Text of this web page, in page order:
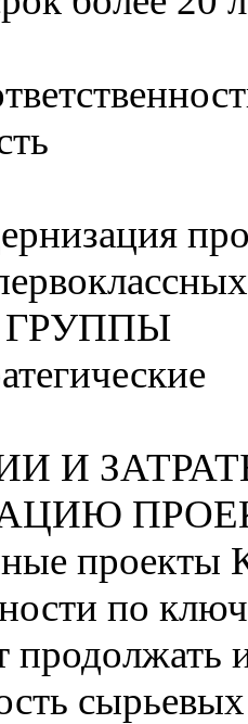
ГРУППЫ
И
проекты
по
продолжать